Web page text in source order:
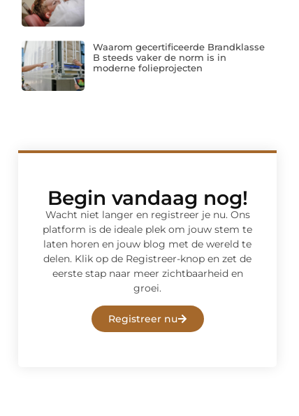
Waarom gecertificeerde Brandklasse
B steeds vaker de norm is in
moderne folieprojecten
Begin vandaag nog!
Wacht niet langer en registreer je nu. Ons
platform is de ideale plek om jouw stem te
laten horen en jouw blog met de wereld te
delen. Klik op de Registreer-knop en zet de
eerste stap naar meer zichtbaarheid en
groei.
Registreer nu